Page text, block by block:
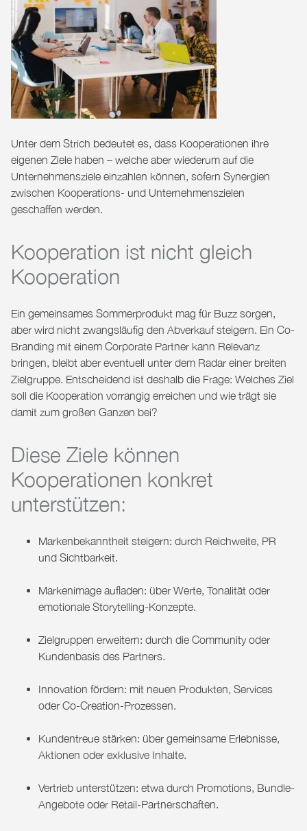
Unter dem Strich bedeutet es, dass Kooperationen ihre
eigenen Ziele haben – welche aber wiederum auf die
Unternehmensziele einzahlen können, sofern Synergien
zwischen Kooperations- und Unternehmenszielen
geschaffen werden.
Kooperation ist nicht gleich
Kooperation
Ein gemeinsames Sommerprodukt mag für Buzz sorgen,
aber wird nicht zwangsläufig den Abverkauf steigern. Ein Co-
Branding mit einem Corporate Partner kann Relevanz
bringen, bleibt aber eventuell unter dem Radar einer breiten
Zielgruppe. Entscheidend ist deshalb die Frage: Welches Ziel
soll die Kooperation vorrangig erreichen und wie trägt sie
damit zum großen Ganzen bei?
Diese Ziele können
Kooperationen konkret
unterstützen:
Markenbekanntheit steigern: durch Reichweite, PR
und Sichtbarkeit.
Markenimage aufladen: über Werte, Tonalität oder
emotionale Storytelling-Konzepte.
Zielgruppen erweitern: durch die Community oder
Kundenbasis des Partners.
Innovation fördern: mit neuen Produkten, Services
oder Co-Creation-Prozessen.
Kundentreue stärken: über gemeinsame Erlebnisse,
Aktionen oder exklusive Inhalte.
Vertrieb unterstützen: etwa durch Promotions, Bundle-
Angebote oder Retail-Partnerschaften.